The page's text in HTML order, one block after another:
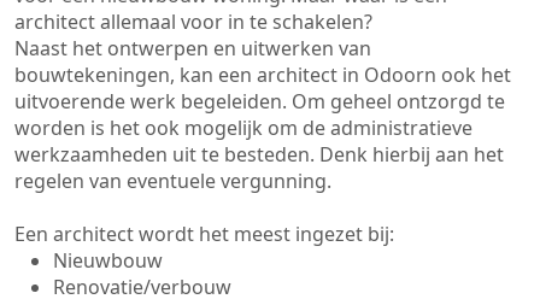
architect allemaal voor in te schakelen?
Naast het ontwerpen en uitwerken van
bouwtekeningen, kan een architect in Odoorn ook het
uitvoerende werk begeleiden. Om geheel ontzorgd te
worden is het ook mogelijk om de administratieve
werkzaamheden uit te besteden. Denk hierbij aan het
regelen van eventuele vergunning.
Een architect wordt het meest ingezet bij:
Nieuwbouw
Renovatie/verbouw